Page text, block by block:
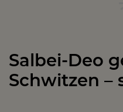
Salbei-Deo
Schwitzen –